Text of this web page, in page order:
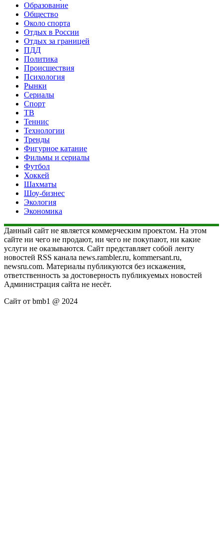
Образование
Общество
Около спорта
Отдых в России
Отдых за границей
ПДД
Политика
Происшествия
Психология
Рынки
Сериалы
Спорт
ТВ
Теннис
Технологии
Тренды
Фигурное катание
Фильмы и сериалы
Футбол
Хоккей
Шахматы
Шоу-бизнес
Экология
Экономика
Данный сайт не является коммерческим проектом. На этом
сайте ни чего не продают, ни чего не покупают, ни какие
услуги не оказываются. Сайт представляет собой ленту
новостей RSS канала news.rambler.ru, kommersant.ru,
newsru.com. Материалы публикуются без искажения,
ответственность за достоверность публикуемых новостей
Администрация сайта не несёт.
Сайт от bmb1 @ 2024